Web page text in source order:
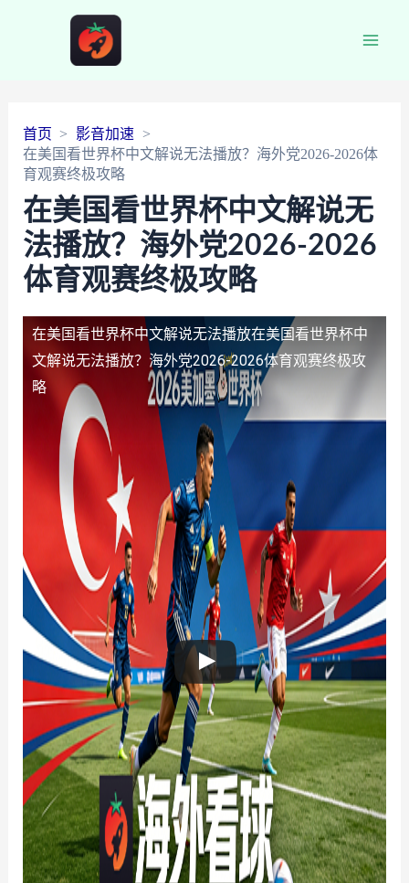
首页
影音加速
在美国看世界杯中文解说无法播放？海外党2026-2026体
育观赛终极攻略
在美国看世界杯中文解说无
法播放？海外党2026-2026
体育观赛终极攻略
在美国看世界杯中文解说无法播放在美国看世界杯中
文解说无法播放？海外党2026-2026体育观赛终极攻
略